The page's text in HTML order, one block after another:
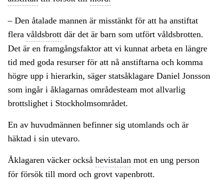
– Den åtalade mannen är misstänkt för att ha anstiftat
flera våldsbrott där det är barn som utfört våldsbrotten.
Det är en framgångsfaktor att vi kunnat arbeta en längre
tid med goda resurser för att nå anstiftarna och komma
högre upp i hierarkin, säger statsåklagare Daniel Jonsson
som ingår i åklagarnas områdesteam mot allvarlig
brottslighet i Stockholmsområdet.
En av huvudmännen befinner sig utomlands och är
häktad i sin utevaro.
Åklagaren väcker också bevistalan mot en ung person
för försök till mord och grovt vapenbrott.